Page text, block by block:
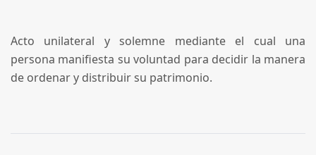
Acto unilateral y solemne mediante el cual una
persona manifiesta su voluntad para decidir la manera
de ordenar y distribuir su patrimonio.